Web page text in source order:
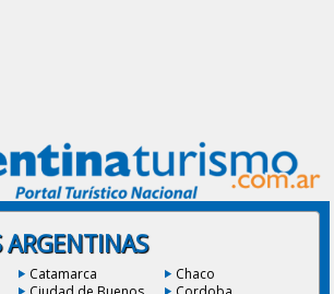
ARGENTINAS
Catamarca
Chaco